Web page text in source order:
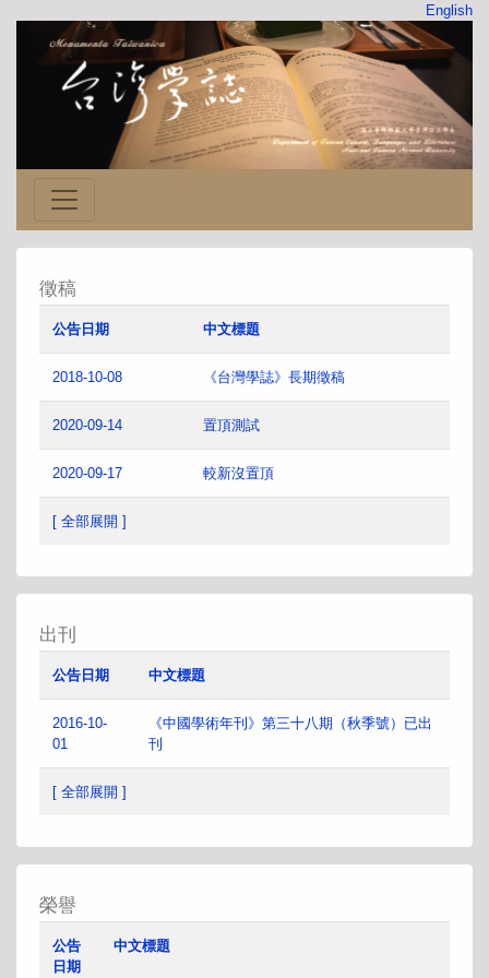
English
徵稿
公告日期 中文標題
2018-10-08 《台灣學誌》長期徵稿
2020-09-14 置頂測試
2020-09-17 較新沒置頂
[ 全部展開 ]
出刊
公告日期 中文標題
2016-10-
01
《中國學術年刊》第三十八期（秋季號）已出
刊
[ 全部展開 ]
榮譽
公告
日期
中文標題